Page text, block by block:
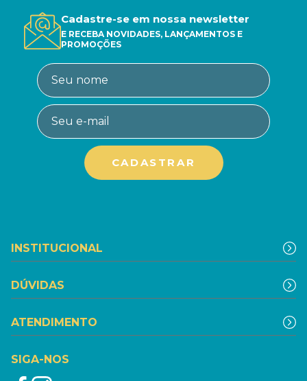
Cadastre-se em nossa newsletter
E RECEBA NOVIDADES, LANÇAMENTOS E
PROMOÇÕES
INSTITUCIONAL
DÚVIDAS
ATENDIMENTO
SIGA-NOS